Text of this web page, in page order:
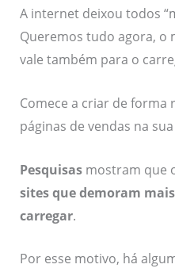
A internet deixou todos
Queremos tudo agora, o
vale também para o
Comece a criar de forma
páginas de vendas na
Pesquisasmostram que
sites que demoram
carregar.
Por esse motivo, há